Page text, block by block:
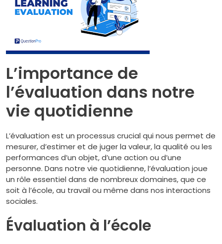
L’importance de
l’évaluation dans notre
vie quotidienne
L’évaluation est un processus crucial qui nous permet de
mesurer, d’estimer et de juger la valeur, la qualité ou les
performances d’un objet, d’une action ou d’une
personne. Dans notre vie quotidienne, l’évaluation joue
un rôle essentiel dans de nombreux domaines, que ce
soit à l’école, au travail ou même dans nos interactions
sociales.
Évaluation à l’école